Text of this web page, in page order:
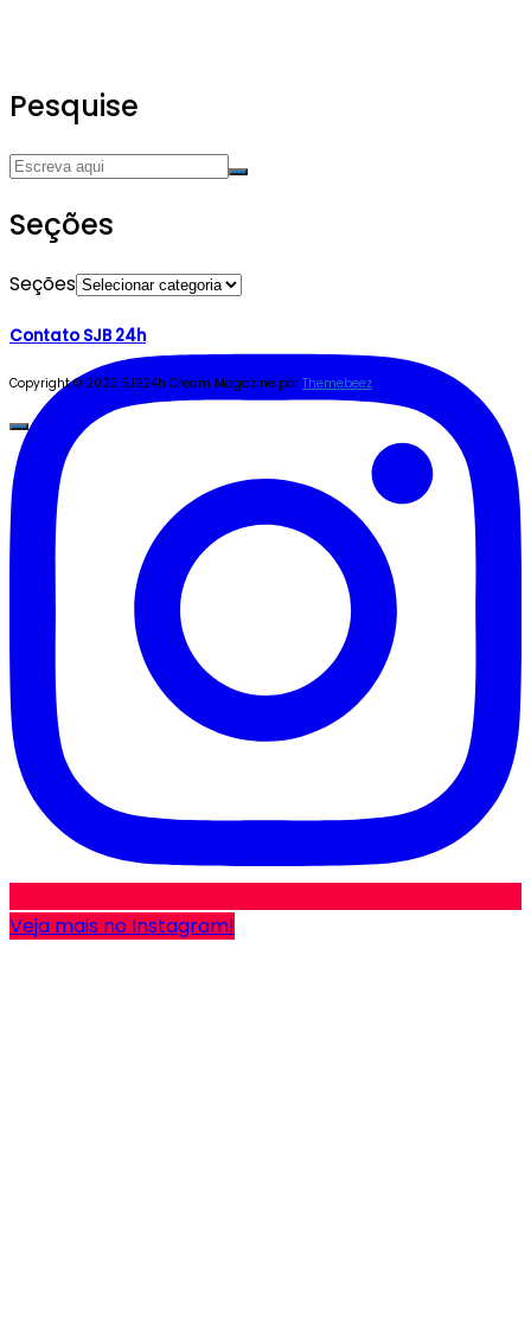
Veja mais no Instagram!
Pesquise
Seções
Seções
Contato SJB 24h
Copyright © 2023 SJB24h Cream Magazine por Themebeez